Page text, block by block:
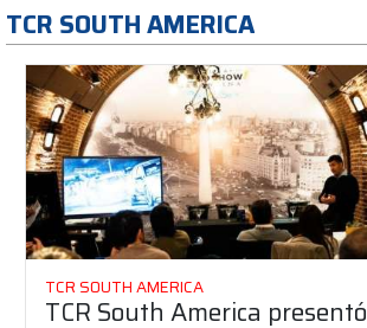
TCR SOUTH AMERICA
TCR SOUTH AMERICA
TCR South America presentó